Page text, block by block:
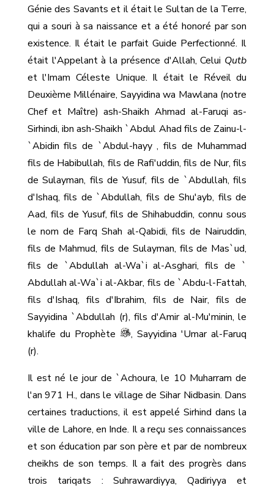
Génie des Savants et il était le Sultan de la Terre,
qui a souri à sa naissance et a été honoré par son
existence. Il était le parfait Guide Perfectionné. Il
était l'Appelant à la présence d'Allah, Celui Qutb
et l'Imam Céleste Unique. Il était le Réveil du
Deuxième Millénaire, Sayyidina wa Mawlana (notre
Chef et Maître) ash-Shaikh Ahmad al-Faruqi as-
Sirhindi, ibn ash-Shaikh `Abdul Ahad fils de Zainu-l-
`Abidin fils de `Abdul-hayy , fils de Muhammad
fils de Habibullah, fils de Rafi'uddin, fils de Nur, fils
de Sulayman, fils de Yusuf, fils de `Abdullah, fils
d'Ishaq, fils de `Abdullah, fils de Shu'ayb, fils de
Aad, fils de Yusuf, fils de Shihabuddin, connu sous
le nom de Farq Shah al-Qabidi, fils de Nairuddin,
fils de Mahmud, fils de Sulayman, fils de Mas`ud,
fils de `Abdullah al-Wa`i al-Asghari, fils de `
Abdullah al-Wa`i al-Akbar, fils de `Abdu-l-Fattah,
fils d'Ishaq, fils d'Ibrahim, fils de Nair, fils de
Sayyidina `Abdullah (r), fils d'Amir al-Mu'minin, le
khalife du Prophète
, Sayyidina 'Umar al-Faruq
(r).
Il est né le jour de `Achoura, le 10 Muharram de
l'an 971 H., dans le village de Sihar Nidbasin. Dans
certaines traductions, il est appelé Sirhind dans la
ville de Lahore, en Inde. Il a reçu ses connaissances
et son éducation par son père et par de nombreux
cheikhs de son temps. Il a fait des progrès dans
trois tariqats : Suhrawardiyya, Qadiriyya et